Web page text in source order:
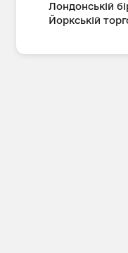
Лондонській
Йоркській